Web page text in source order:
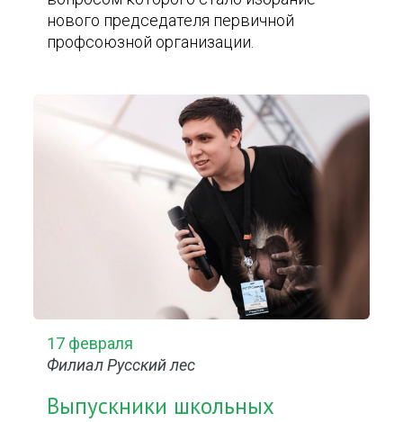
нового председателя первичной
профсоюзной организации.
17 февраля
Филиал Русский лес
Выпускники школьных